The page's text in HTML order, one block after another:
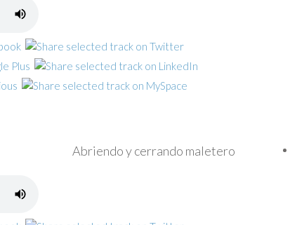
Abriendo y cerrando maletero